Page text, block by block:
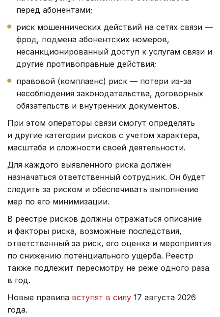
перед абонентами;
риск мошеннических действий на сетях связи —
фрод, подмена абонентских номеров,
несанкционированный доступ к услугам связи и
другие противоправные действия;
правовой (комплаенс) риск — потери из-за
несоблюдения законодательства, договорных
обязательств и внутренних документов.
При этом операторы связи смогут определять
и другие категории рисков с учетом характера,
масштаба и сложности своей деятельности.
Для каждого выявленного риска должен
назначаться ответственный сотрудник. Он будет
следить за риском и обеспечивать выполнение
мер по его минимизации.
В реестре рисков должны отражаться описание
и факторы риска, возможные последствия,
ответственный за риск, его оценка и мероприятия
по снижению потенциального ущерба. Реестр
также подлежит пересмотру не реже одного раза
в год.
Новые правила вступят в силу 17 августа 2026
года.